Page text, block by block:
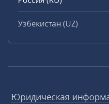
Узбекистан (UZ)
Юридическая